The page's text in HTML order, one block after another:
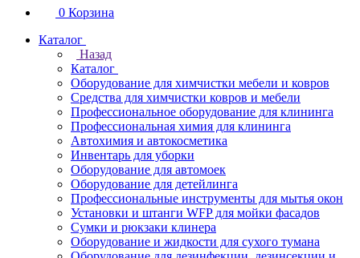
0 Корзина
Каталог
Назад
Каталог
Оборудование для химчистки мебели и ковров
Средства для химчистки ковров и мебели
Профессиональное оборудование для клининга
Профессиональная химия для клининга
Автохимия и автокосметика
Инвентарь для уборки
Оборудование для автомоек
Оборудование для детейлинга
Профессиональные инструменты для мытья окон
Установки и штанги WFP для мойки фасадов
Сумки и рюкзаки клинера
Оборудование и жидкости для сухого тумана